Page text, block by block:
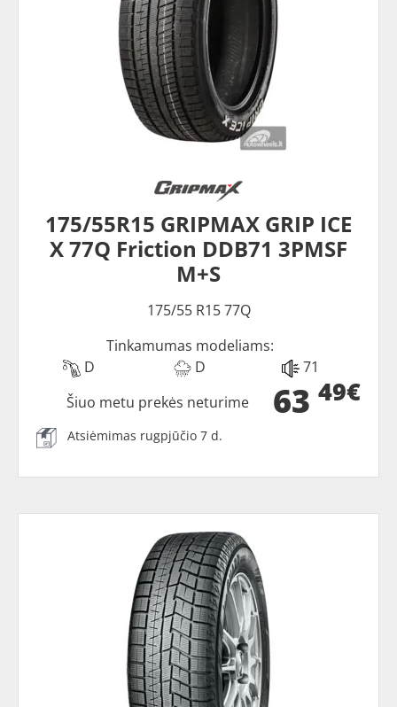
175/55R15 GRIPMAX GRIP ICE
X 77Q Friction DDB71 3PMSF
M+S
175/55 R15 77Q
Tinkamumas modeliams:
D
D 71
63 49€
Šiuo metu prekės neturime
Atsiėmimas rugpjūčio 7 d.